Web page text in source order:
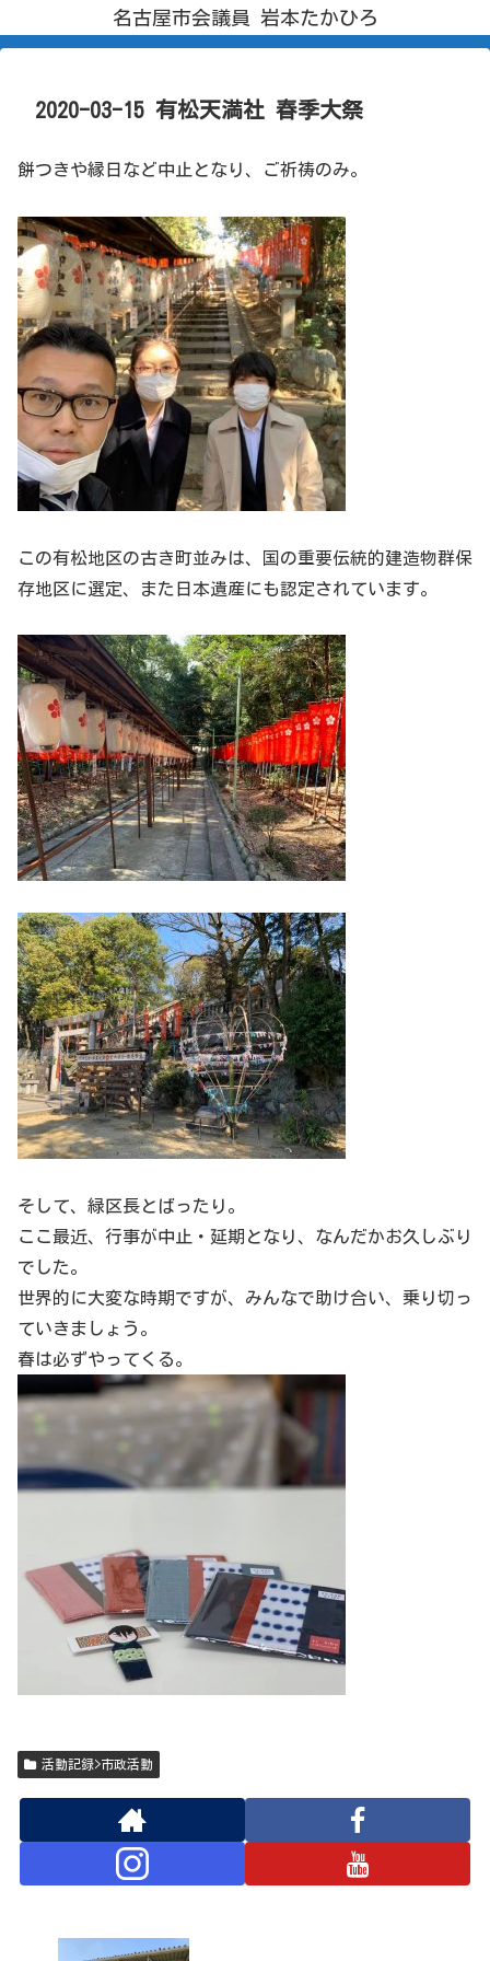
名古屋市会議員 岩本たかひろ
2020-03-15 有松天満社 春季大祭
餅つきや縁日など中止となり、ご祈祷のみ。
この有松地区の古き町並みは、国の重要伝統的建造物群保
存地区に選定、また日本遺産にも認定されています。
そして、緑区長とばったり。
ここ最近、行事が中止・延期となり、なんだかお久しぶり
でした。
世界的に大変な時期ですが、みんなで助け合い、乗り切っ
ていきましょう。
春は必ずやってくる。
活動記録>市政活動